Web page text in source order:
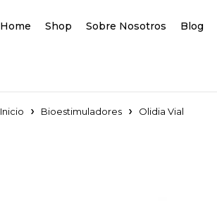
Home Shop Sobre Nosotros Blog
Inicio Bioestimuladores Olidia Vial